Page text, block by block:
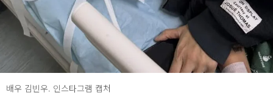
배우 김빈우. 인스타그램 캡처